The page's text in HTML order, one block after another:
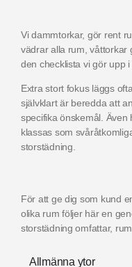
Vi dammtorkar, gör rent
vädrar alla rum, våttorkar
den checklista vi gör upp i
Extra stort fokus läggs
självklart är beredda att
specifika önskemål.
klassas som
storstädning.
För att ge dig som kund
olika rum följer här en
storstädning omfattar,
Allmänna ytor